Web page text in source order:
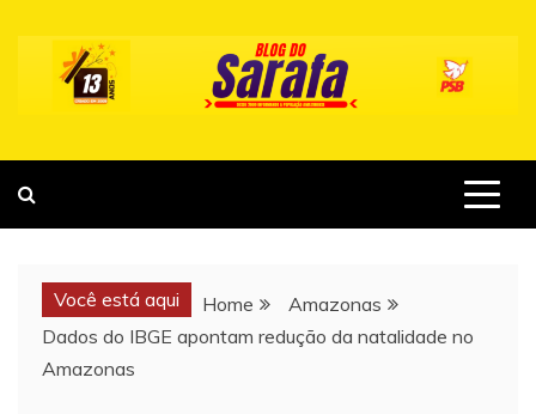
content
Você está aqui Home
Amazonas
Dados do IBGE apontam redução da natalidade no
Amazonas